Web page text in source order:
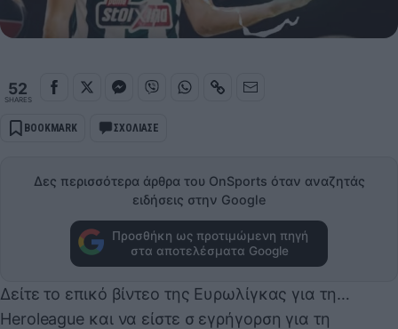
52
SHARES
BOOKMARK ΣΧΟΛΙΑΣΕ
Δες περισσότερα άρθρα του OnSports όταν αναζητάς
ειδήσεις στην Google
Προσθήκη ως προτιμώμενη πηγή
στα αποτελέσματα Google
Δείτε το επικό βίντεο της Ευρωλίγκας για τη…
Heroleague και να είστε σ εγρήγορση για τη